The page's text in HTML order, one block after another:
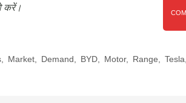
करें।
Market Demand BYD Motor, Range Tesla